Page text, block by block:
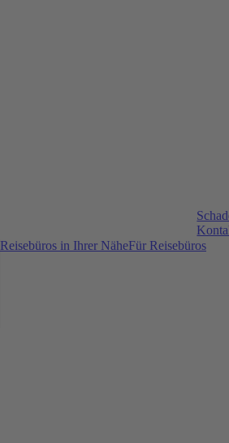
Reisebüros in Ihrer NäheFür Reisebüros